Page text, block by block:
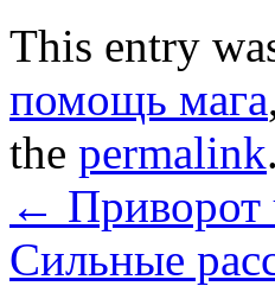
This entry
помощь мага,
the permalink.
← Приворот
Сильные